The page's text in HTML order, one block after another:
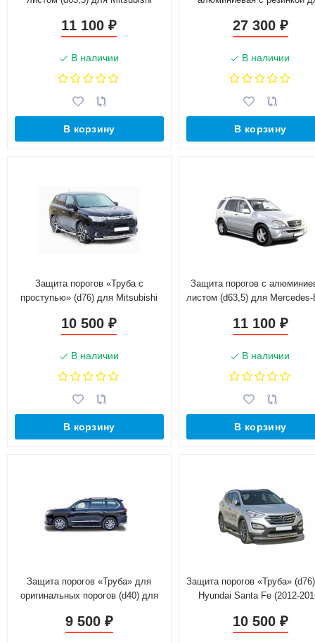
11 100₽
В наличии
В корзину
27 300 ₽
В наличии
В корзину
Защита порогов «Труба с
проступью» (d76) для Mitsubishi
10 500₽
В наличии
В корзину
Защита порогов с
листом (d63,5) для
(Окрашенное)
11 100 ₽
В наличии
В корзину
Защита порогов «Труба» для
оригинальных порогов (d40) для
(Окрашенное)
9 500 ₽
Защита порогов «Труба»
Hyundai Santa Fe (2012-
10 500 ₽